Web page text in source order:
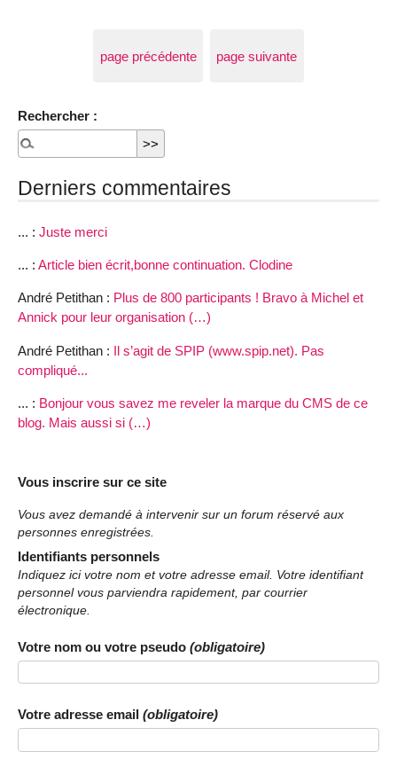
page précédente page suivante
Rechercher :
Derniers commentaires
... : Juste merci
... : Article bien écrit,bonne continuation. Clodine
André Petithan : Plus de 800 participants ! Bravo à Michel et
Annick pour leur organisation (…)
André Petithan : Il s’agit de SPIP (www.spip.net). Pas
compliqué...
... : Bonjour vous savez me reveler la marque du CMS de ce
blog. Mais aussi si (…)
Vous inscrire sur ce site
Vous avez demandé à intervenir sur un forum réservé aux
personnes enregistrées.
Identifiants personnels
Indiquez ici votre nom et votre adresse email. Votre identifiant
personnel vous parviendra rapidement, par courrier
électronique.
Votre nom ou votre pseudo (obligatoire)
Votre adresse email (obligatoire)